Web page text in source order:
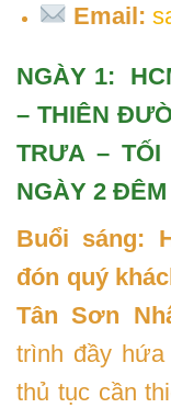
Email:
NGÀY 1:
– THIÊN
TRƯA –
NGÀY 2
Buổi sáng:
đón quý
Tân Sơn
trình đầy
thủ tục cần